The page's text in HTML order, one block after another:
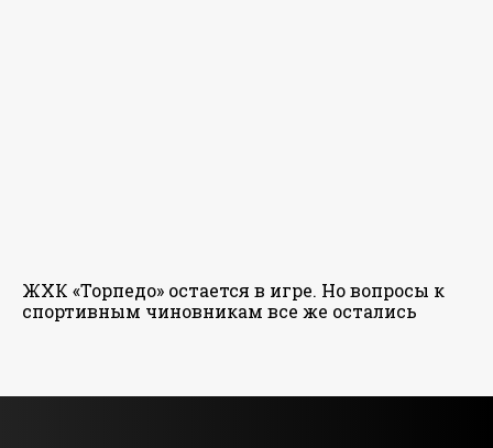
ЖХК «Торпедо» остается в игре. Но вопросы к
спортивным чиновникам все же остались